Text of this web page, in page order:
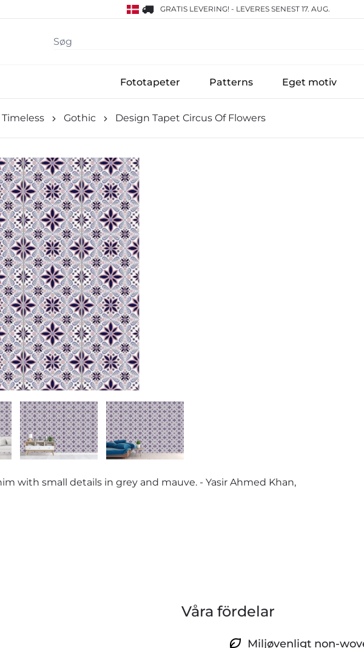
GRATIS LEVERING! - LEVERES SENEST 17. AUG.
Fototapeter Patterns Eget motiv
Timeless Gothic Design Tapet Circus Of Flowers
with small details in grey and mauve. - Yasir Ahmed Khan,
Våra fördelar
Miljøvenligt non-